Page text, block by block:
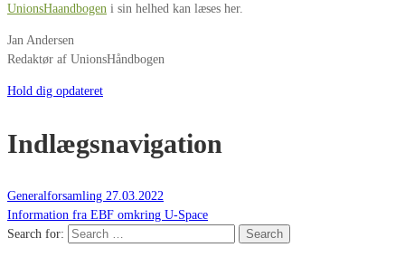
UnionsHaandbogen i sin helhed kan læses her.
Jan Andersen
Redaktør af UnionsHåndbogen
Hold dig opdateret
Indlægsnavigation
Generalforsamling 27.03.2022
Information fra EBF omkring U-Space
Search for:
Search